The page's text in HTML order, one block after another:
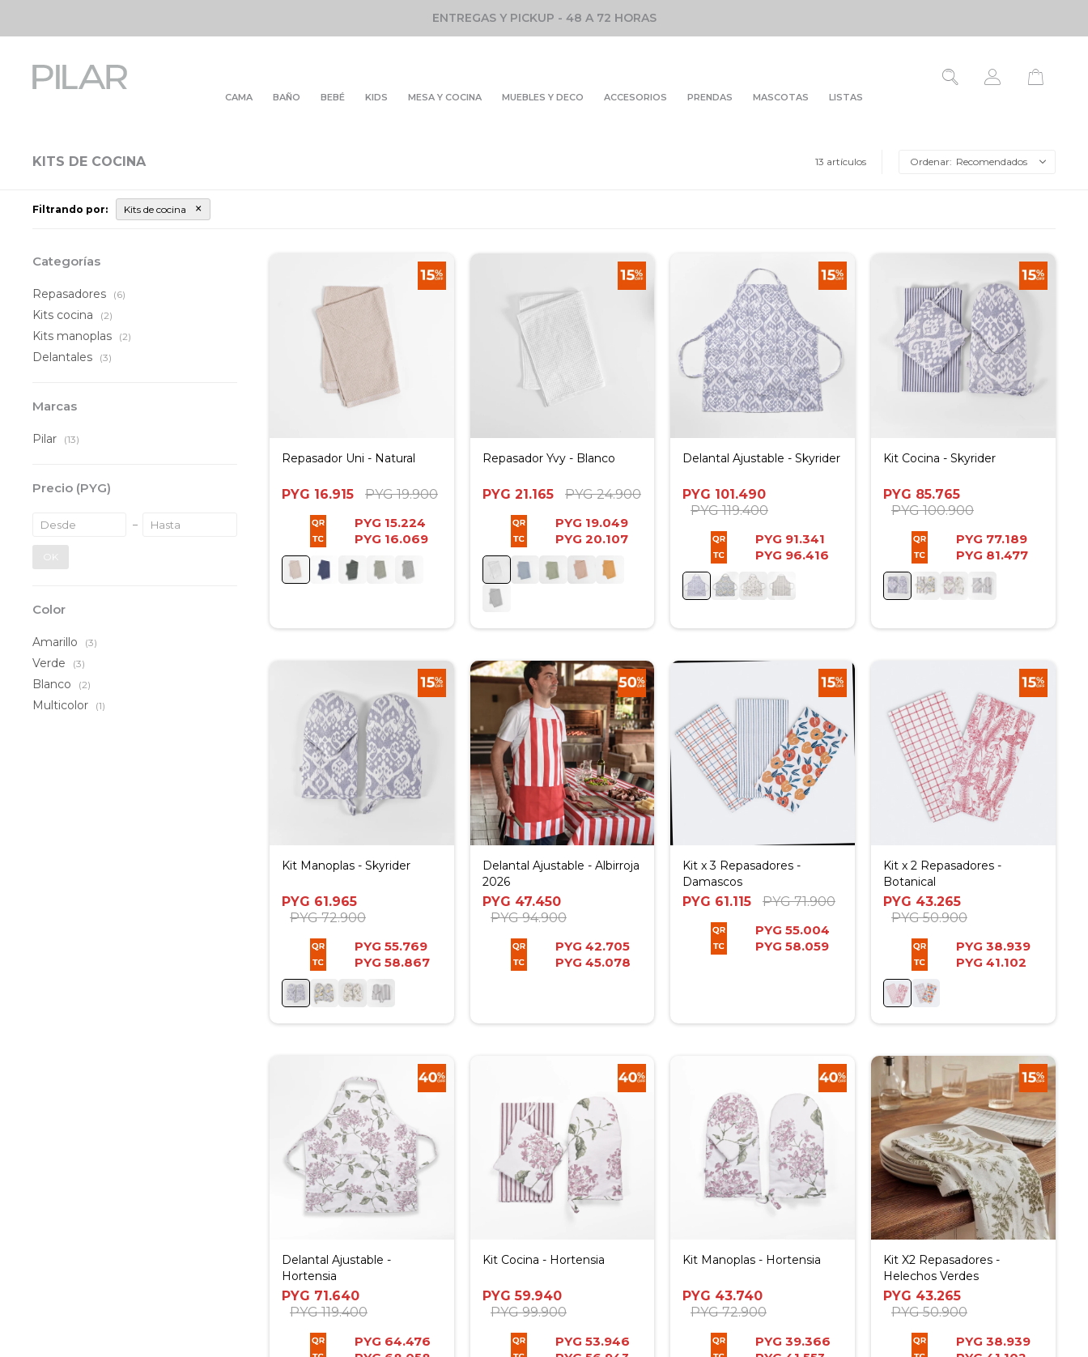
ENTREGAS Y PICKUP - 48 A 72 HORAS
CAMA BAÑO BEBÉ KIDS MESA Y COCINA MUEBLES Y DECO ACCESORIOS PRENDAS MASCOTAS LISTAS
KITS DE COCINA 13 artículos Recomendados
Filtrando por: Kits de cocina
Repasador Uni - Natural
PYG 16.915 PYG 19.900
PYG 15.224
PYG 16.069
Repasador Yvy - Blanco
PYG 21.165 PYG 24.900
PYG 19.049
PYG 20.107
Delantal Ajustable - Skyrider
PYG 101.490
PYG 119.400
PYG 91.341
PYG 96.416
Kit Cocina - Skyrider
PYG 85.765
PYG 100.900
PYG 77.189
PYG 81.477
Kit Manoplas - Skyrider
PYG 61.965
PYG 72.900
PYG 55.769
PYG 58.867
Delantal Ajustable - Albirroja
2026
PYG 47.450
PYG 94.900
PYG 42.705
PYG 45.078
Kit x 3 Repasadores -
Damascos
PYG 61.115 PYG 71.900
PYG 55.004
PYG 58.059
Kit x 2 Repasadores -
Botanical
PYG 43.265
PYG 50.900
PYG 38.939
PYG 41.102
Delantal Ajustable -
Hortensia
PYG 71.640
PYG 119.400
PYG 64.476
Kit Cocina - Hortensia
PYG 59.940
PYG 99.900
PYG 53.946
Kit Manoplas - Hortensia
PYG 43.740
PYG 72.900
PYG 39.366
Kit X2 Repasadores -
Helechos Verdes
PYG 43.265
PYG 50.900
PYG 38.939
Categorías
Repasadores (6)
Kits cocina (2)
Kits manoplas (2)
Delantales (3)
Marcas
Pilar (13)
Precio (PYG)
OK
Color
Amarillo (3)
Verde (3)
Blanco (2)
Multicolor (1)